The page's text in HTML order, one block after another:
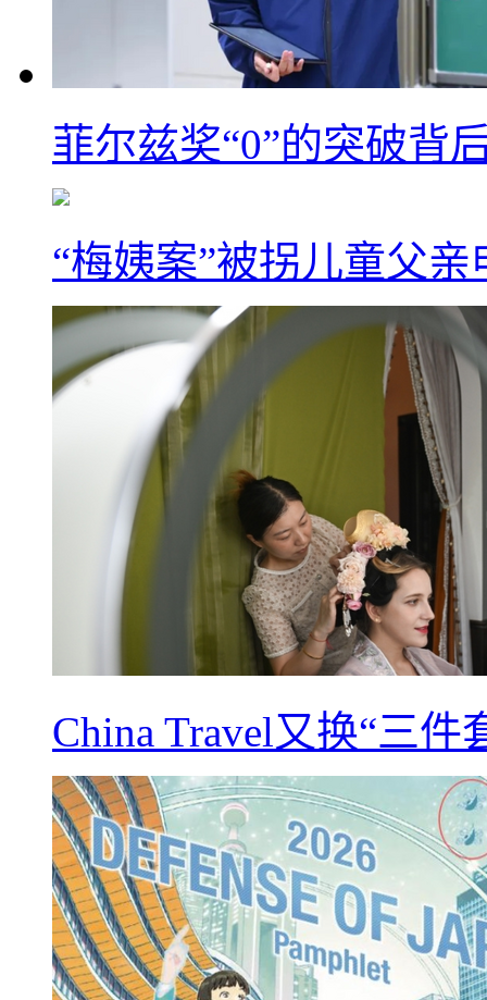
菲尔兹奖“0”的突破背
“梅姨案”被拐儿童父
China Travel又换“三